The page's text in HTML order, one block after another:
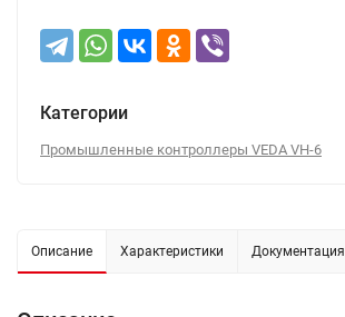
Категории
​Промышленные контроллеры VEDA VH-6​​​
Описание Характеристики Документация